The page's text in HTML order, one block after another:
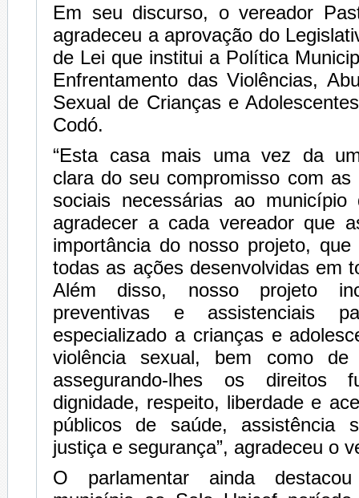
Em seu discurso, o vereador
agradeceu a aprovação do
de Lei que institui a Política
Enfrentamento das Violências,
Sexual de Crianças e
Codó.
“Esta casa mais uma vez da
clara do seu compromisso com as
sociais necessárias ao
agradecer a cada vereador que
importância do nosso projeto, que
todas as ações desenvolvidas em
Além disso, nosso projeto
preventivas e assistenciais
especializado a crianças e
violência sexual, bem como de
assegurando-lhes os direitos
dignidade, respeito, liberdade e
públicos de saúde, assistência
justiça e segurança”, agradeceu o
O parlamentar ainda